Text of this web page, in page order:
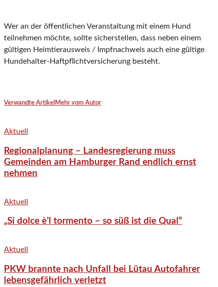
Wer an der öffentlichen Veranstaltung mit einem Hund
teilnehmen möchte, sollte sicherstellen, dass neben einem
gültigen Heimtierausweis / Impfnachweis auch eine gültige
Hundehalter-Haftpflichtversicherung besteht.
Verwandte Artikel Mehr vom Autor
Aktuell
Regionalplanung – Landesregierung muss
Gemeinden am Hamburger Rand endlich ernst
nehmen
Aktuell
„Si dolce è’l tormento – so süß ist die Qual“
Aktuell
PKW brannte nach Unfall bei Lütau Autofahrer
lebensgefährlich verletzt